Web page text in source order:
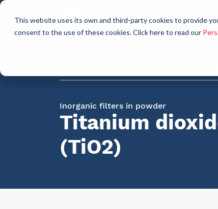
This website uses its own and third-party cookies to provide
consent to the use of these cookies. Click here to read our
Inorganic filters in powder
Titanium
(TiO2)